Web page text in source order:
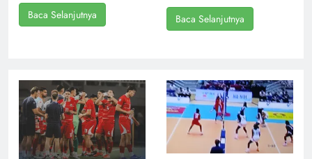
Baca Selanjutnya Baca Selanjutnya